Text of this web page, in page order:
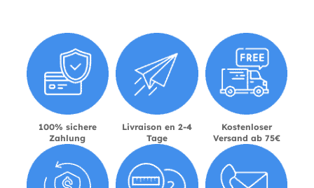
100% sichere
Zahlung
Livraison en 2-4
Tage
Kostenloser
Versand ab 75€